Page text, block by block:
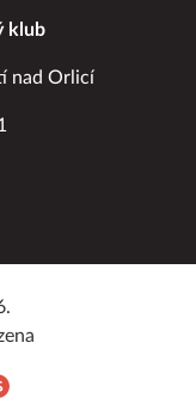
klub
nad Orlicí